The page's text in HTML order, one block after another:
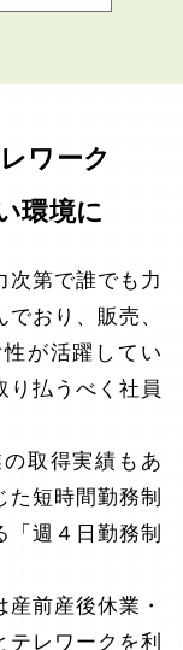
ワーク
環境に
第で誰でも力
おり、販売、
が活躍してい
り払うべく社員
取得実績もあ
た短時間勤務制
「週４日勤務制
前産後休業・
レワークを利